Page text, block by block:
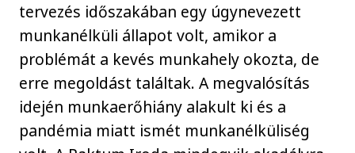
tervezés időszakában egy úgynevezett
munkanélküli állapot volt, amikor a
problémát a kevés munkahely okozta, de
erre megoldást találtak. A megvalósítás
idején munkaerőhiány alakult ki és a
pandémia miatt ismét munkanélküliség